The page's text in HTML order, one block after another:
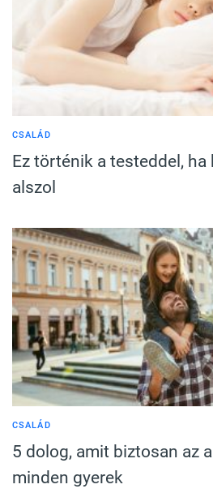
CSALÁD
Ez történik a testeddel,
alszol
CSALÁD
5 dolog, amit biztosan az
minden gyerek